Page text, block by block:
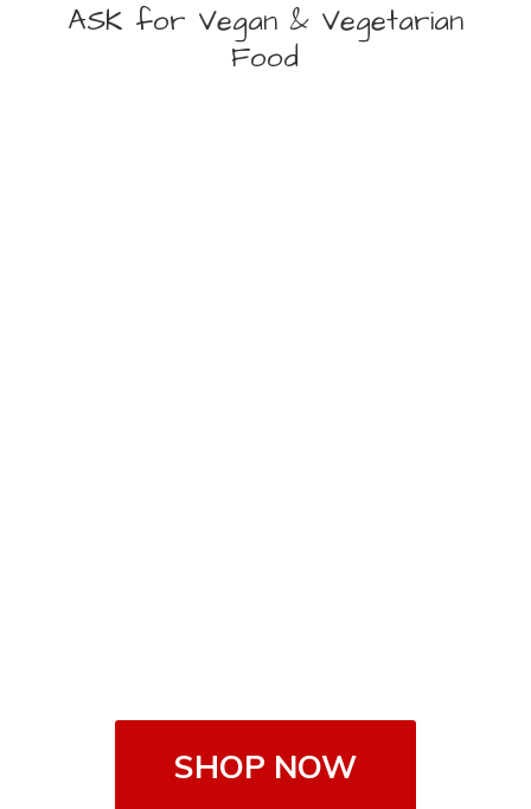
ASK for Vegan & Vegetarian
Food
SHOP NOW